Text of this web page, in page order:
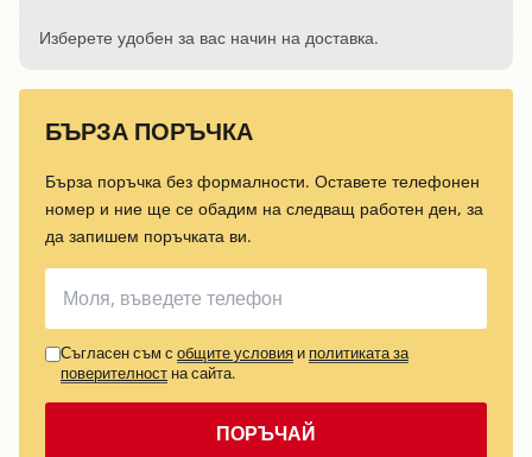
Изберете удобен за вас начин на доставка.
БЪРЗА ПОРЪЧКА
Бърза поръчка без формалности. Оставете телефонен
номер и ние ще се обадим на следващ работен ден, за
да запишем поръчката ви.
Съгласен съм с общите условия и политиката за
поверителност на сайта.
ПОРЪЧАЙ